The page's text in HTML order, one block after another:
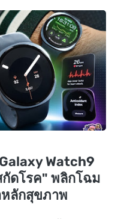
Watch9
ดโรค" พลิกโฉม
หลักสุขภาพ